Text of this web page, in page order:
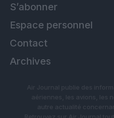
S’abonner
Espace personnel
Contact
Archives